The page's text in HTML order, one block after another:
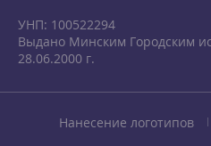
УНП: 100522294
Выдано Минским Городским
28.06.2000 г.
Нанесение логотипов